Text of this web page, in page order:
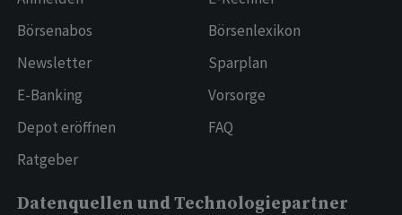
Börsenabos
Newsletter
E-Banking
Depot eröffnen
Ratgeber
Börsenlexikon
Sparplan
Vorsorge
FAQ
Datenquellen und Technologiepartner